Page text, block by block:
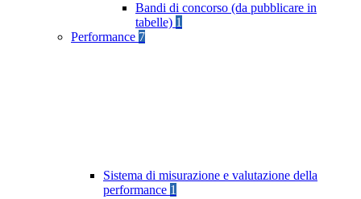
Bandi di concorso (da pubblicare in
tabelle) 1
Performance 7
Sistema di misurazione e valutazione della
performance 1